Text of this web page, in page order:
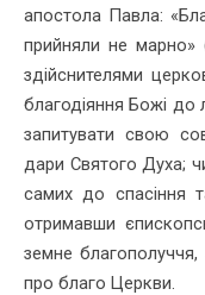
апостола Павла:
прийняли не
здійснителями
благодіяння Божі
запитувати свою
дари Святого Духа;
самих до спасіння
отримавши
земне
про благо Церкви.